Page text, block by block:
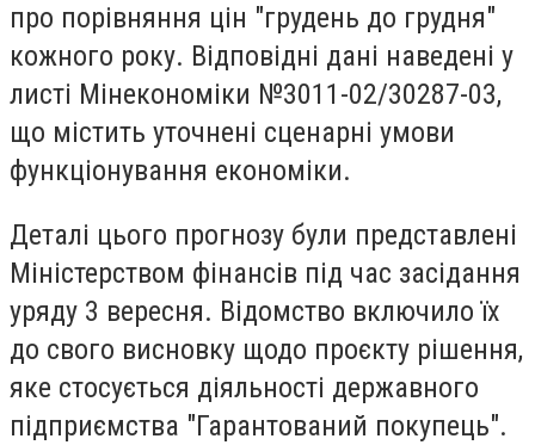
про порівняння цін "грудень до грудня"
кожного року. Відповідні дані наведені у
листі Мінекономіки №3011-02/30287-03,
що містить уточнені сценарні умови
функціонування економіки.
Деталі цього прогнозу були представлені
Міністерством фінансів під час засідання
уряду 3 вересня. Відомство включило їх
до свого висновку щодо проєкту рішення,
яке стосується діяльності державного
підприємства "Гарантований покупець".